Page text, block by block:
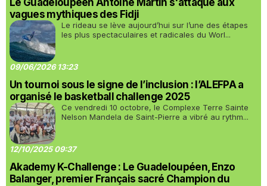
Le Guadeloupéen Antoine Martin s'attaque aux
vagues mythiques des Fidji
Le rideau se lève aujourd’hui sur l’une des étapes
les plus spectaculaires et radicales du Worl...
09/06/2026 13:23
Un tournoi sous le signe de l’inclusion : l’ALEFPA a
organisé le basketball challenge 2025
Ce vendredi 10 octobre, le Complexe Terre Sainte
Nelson Mandela de Saint-Pierre a vibré au rythm...
12/10/2025 09:37
Akademy K-Challenge : Le Guadeloupéen, Enzo
Balanger, premier Français sacré Champion du